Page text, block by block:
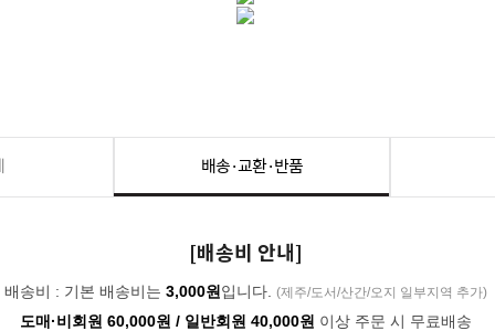
배송·교환·반품
[배송비 안내]
배송비 : 기본 배송비는 3,000원 입니다. (제주/도서/산간/오지 일부지역 추가)
도매·비회원 60,000원 / 일반회원 40,000원 이상 주문 시 무료배송